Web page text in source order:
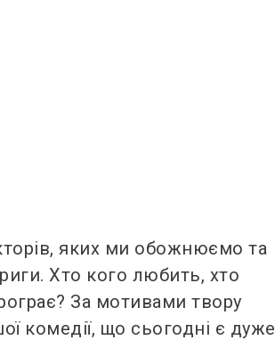
яких ми обожнюємо та
Хто кого любить, хто
За мотивами твору
комедії, що сьогодні є дуже